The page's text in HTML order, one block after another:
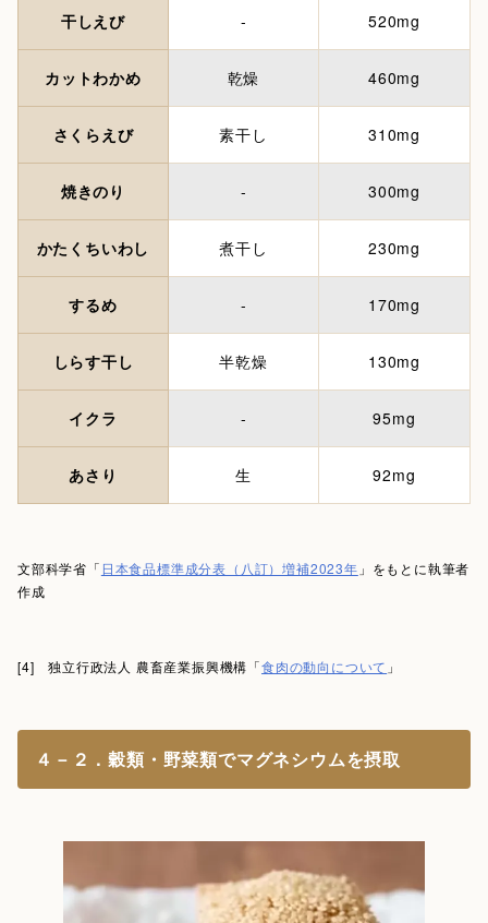
干しえび - 520mg
カットわかめ 乾燥 460mg
さくらえび 素干し 310mg
焼きのり - 300mg
かたくちいわし 煮干し 230mg
するめ - 170mg
しらす干し 半乾燥 130mg
イクラ - 95mg
あさり 生 92mg
文部科学省「 日本食品標準成分表（八訂）増補2023年 」をもとに執筆者
作成
[4] 独立行政法人 農畜産業振興機構「食肉の動向について 」
４－２．穀類・野菜類でマグネシウムを摂取